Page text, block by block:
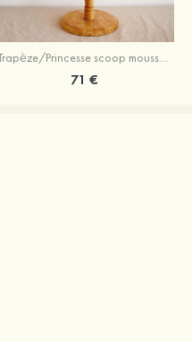
Trapèze/Princesse scoop mousseline longueur mollet robe de fille de fleur
71 €